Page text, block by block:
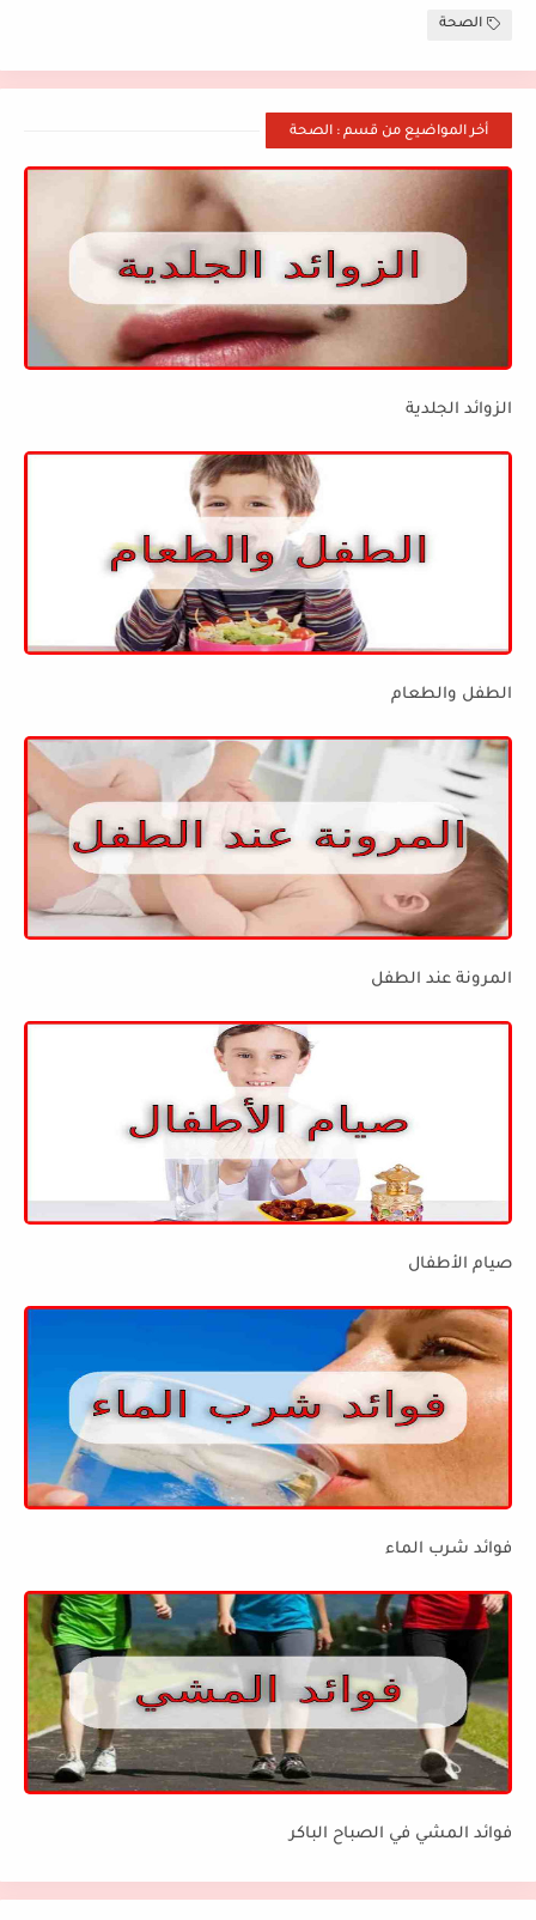
الصحة
أخر المواضيع من قسم : الصحة
الزوائد الجلدية
الطفل والطعام
المرونة عند الطفل
صيام الأطفال
فوائد شرب الماء
فوائد المشي في الصباح الباكر